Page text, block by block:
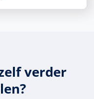
verder